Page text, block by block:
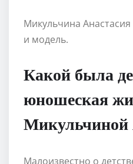
Микульчина
и модель.
Какой была
юношеская
Микульчиной
Малоизвестно о